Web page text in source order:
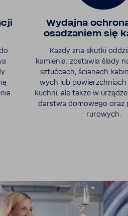
Wydajna
osadza­niem się
Każdy zna skutki
kamienia: zostawia ślady
sztuć­cach, ścia­nach
wych lub powierzch­niach
kuchni, ale także w
dar­stwa domo­wego oraz
ruro­wych.